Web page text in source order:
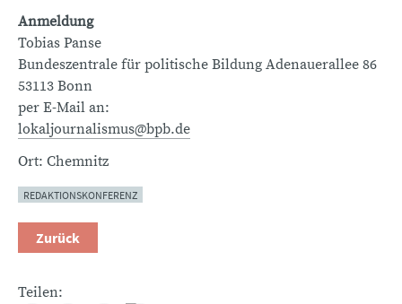
Anmeldung
Tobias Panse
Bundeszentrale für politische Bildung Adenauerallee 86
53113 Bonn
per E-Mail an:
lokaljournalismus@bpb.de
Ort: Chemnitz
REDAKTIONSKONFERENZ
Zurück
Teilen: